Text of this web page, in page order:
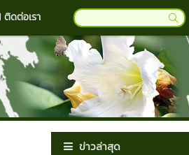
ติดต่อเรา
ข่าวล่าสุด